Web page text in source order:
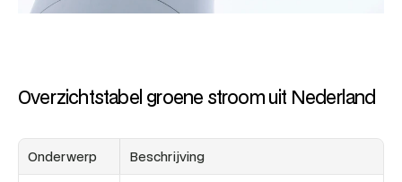
Overzichtstabel groene stroom uit Nederland
Onderwerp Beschrijving